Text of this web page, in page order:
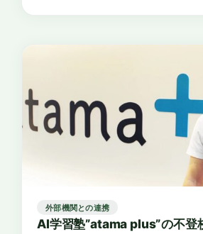
外部機関との連携
AI学習塾”atama plus”の不登